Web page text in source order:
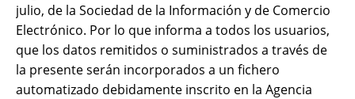
julio, de la Sociedad de la Información y de Comercio
Electrónico. Por lo que informa a todos los usuarios,
que los datos remitidos o suministrados a través de
la presente serán incorporados a un fichero
automatizado debidamente inscrito en la Agencia